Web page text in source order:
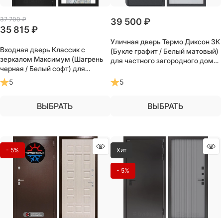
37 700 ₽
35 815 ₽
Входная дверь Классик с
зеркалом Максимум (Шагрень
черная / Белый софт) для
установки в квартиру
5
ВЫБРАТЬ
39 500 ₽
Уличная дверь Термо Диксон 3К
(Букле графит / Белый матовый)
для частного загородного дома
5
ВЫБРАТЬ
- 5% Хит
- 5%